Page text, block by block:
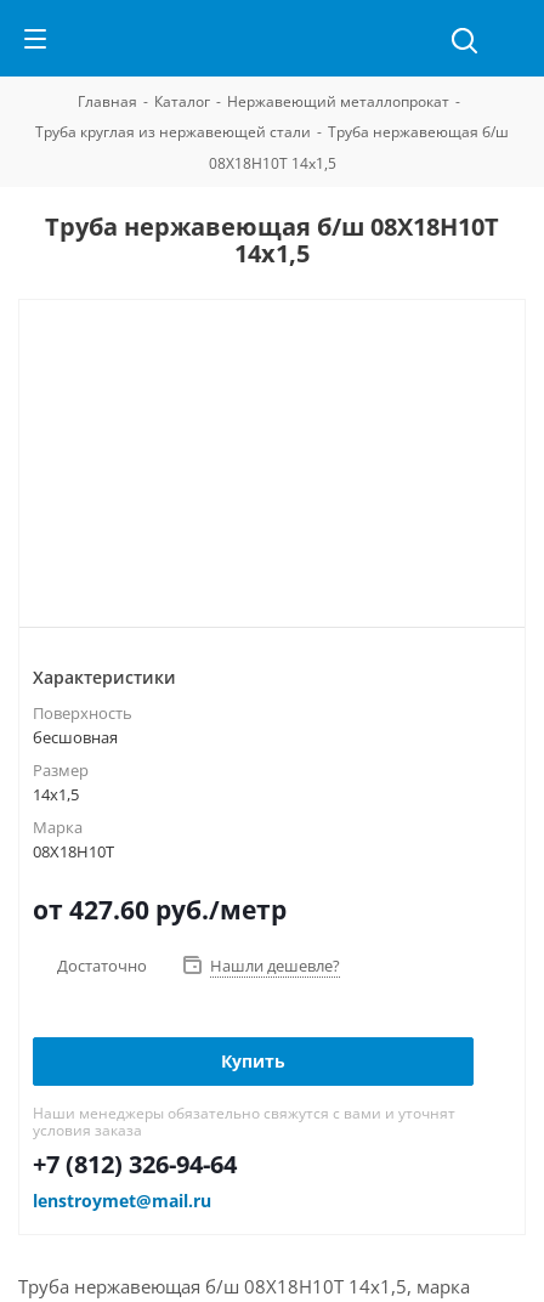
Главная - Каталог - Нержавеющий металлопрокат -
Труба круглая из нержавеющей стали - Труба нержавеющая б/ш
08Х18Н10Т 14х1,5
Труба нержавеющая б/ш 08Х18Н10Т
14х1,5
Характеристики
Поверхность
бесшовная
Размер
14х1,5
Марка
08Х18Н10Т
от 427.60 руб./метр
Достаточно Нашли дешевле?
Купить
Наши менеджеры обязательно свяжутся с вами и уточнят
условия заказа
+7 (812) 326-94-64
lenstroymet@mail.ru
Труба нержавеющая б/ш 08Х18Н10Т 14х1,5, марка